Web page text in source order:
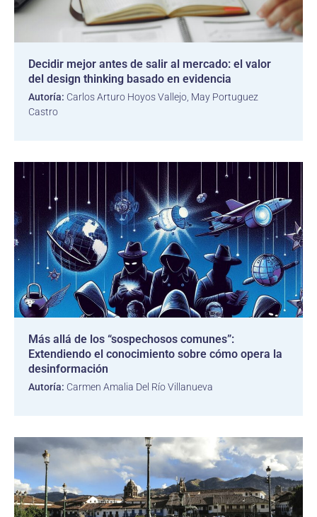
Decidir mejor antes de salir al mercado: el valor
del design thinking basado en evidencia
Autoría: Carlos Arturo Hoyos Vallejo, May Portuguez
Castro
Más allá de los “sospechosos comunes”:
Extendiendo el conocimiento sobre cómo opera la
desinformación
Autoría: Carmen Amalia Del Río Villanueva